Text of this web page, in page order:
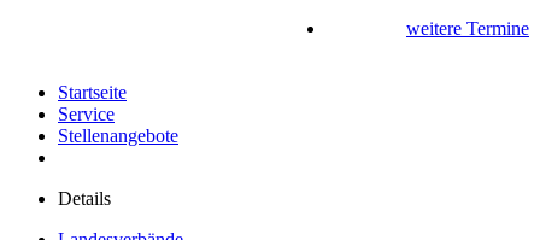
weitere Termine
Startseite
Service
Stellenangebote
Details